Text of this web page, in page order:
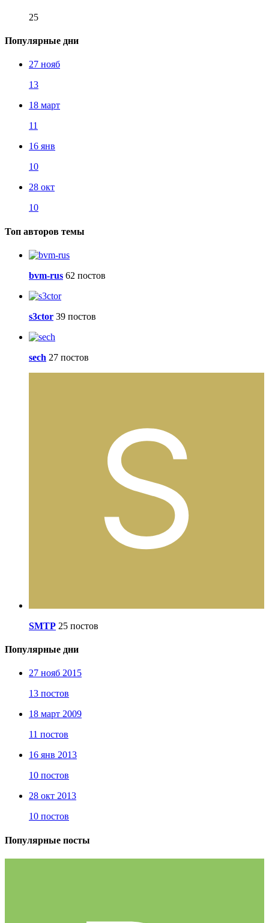
25
Популярные дни
27 нояб
13
18 март
11
16 янв
10
28 окт
10
Топ авторов темы
bvm-rus 62 постов
s3ctor 39 постов
sech 27 постов
SMTP 25 постов
Популярные дни
27 нояб 2015
13 постов
18 март 2009
11 постов
16 янв 2013
10 постов
28 окт 2013
10 постов
Популярные посты